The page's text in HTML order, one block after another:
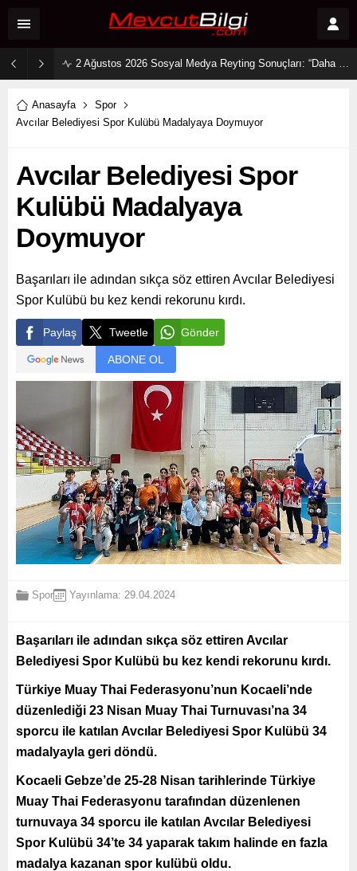
2 Ağustos 2026 Sosyal Medya Reyting Sonuçları: “Daha 17” Ekranlara Ambargo Koydu!
Anasayfa
Spor
Avcılar Belediyesi Spor Kulübü Madalyaya Doymuyor
Avcılar Belediyesi Spor
Kulübü Madalyaya
Doymuyor
Başarıları ile adından sıkça söz ettiren Avcılar Belediyesi
Spor Kulübü bu kez kendi rekorunu kırdı.
Paylaş Tweetle Gönder
ABONE OL
Spor Yayınlama: 29.04.2024
Başarıları ile adından sıkça söz ettiren Avcılar
Belediyesi Spor Kulübü bu kez kendi rekorunu kırdı.
Türkiye Muay Thai Federasyonu’nun Kocaeli’nde
düzenlediği 23 Nisan Muay Thai Turnuvası’na 34
sporcu ile katılan Avcılar Belediyesi Spor Kulübü 34
madalyayla geri döndü.
Kocaeli Gebze’de 25-28 Nisan tarihlerinde Türkiye
Muay Thai Federasyonu tarafından düzenlenen
turnuvaya 34 sporcu ile katılan Avcılar Belediyesi
Spor Kulübü 34’te 34 yaparak takım halinde en fazla
madalya kazanan spor kulübü oldu.